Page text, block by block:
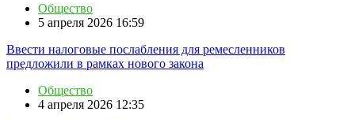
Общество
5 апреля 2026 16:59
Ввести налоговые послабления для ремесленников
предложили в рамках нового закона
Общество
4 апреля 2026 12:35